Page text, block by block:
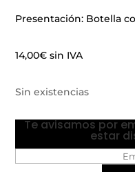
Presentación: Botella
14,00€ sin IVA
Sin existencias
Te avisamos por
estar